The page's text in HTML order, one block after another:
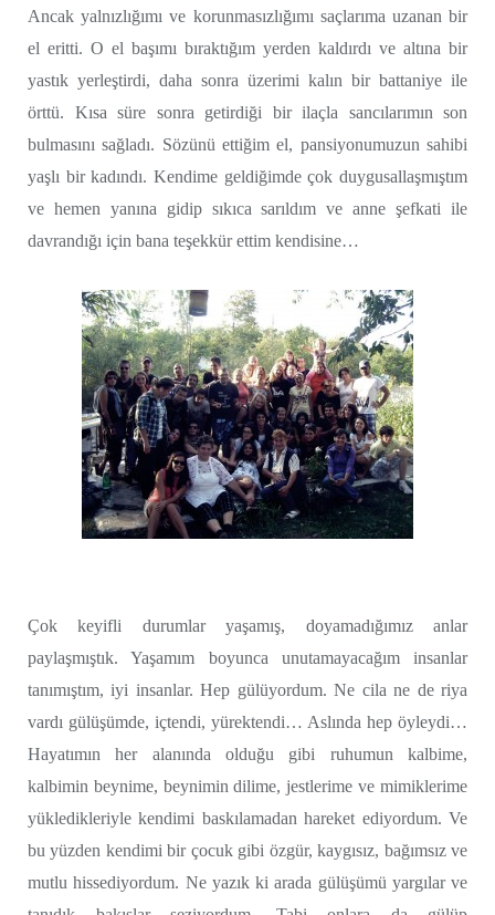
Ancak yalnızlığımı ve korunmasızlığımı saçlarıma uzanan bir
el eritti. O el başımı bıraktığım yerden kaldırdı ve altına bir
yastık yerleştirdi, daha sonra üzerimi kalın bir battaniye ile
örttü. Kısa süre sonra getirdiği bir ilaçla sancılarımın son
bulmasını sağladı. Sözünü ettiğim el, pansiyonumuzun sahibi
yaşlı bir kadındı. Kendime geldiğimde çok duygusallaşmıştım
ve hemen yanına gidip sıkıca sarıldım ve anne şefkati ile
davrandığı için bana teşekkür ettim kendisine…
Çok keyifli durumlar yaşamış, doyamadığımız anlar
paylaşmıştık. Yaşamım boyunca unutamayacağım insanlar
tanımıştım, iyi insanlar. Hep gülüyordum. Ne cila ne de riya
vardı gülüşümde, içtendi, yürektendi… Aslında hep öyleydi…
Hayatımın her alanında olduğu gibi ruhumun kalbime,
kalbimin beynime, beynimin dilime, jestlerime ve mimiklerime
yükledikleriyle kendimi baskılamadan hareket ediyordum. Ve
bu yüzden kendimi bir çocuk gibi özgür, kaygısız, bağımsız ve
mutlu hissediyordum. Ne yazık ki arada gülüşümü yargılar ve